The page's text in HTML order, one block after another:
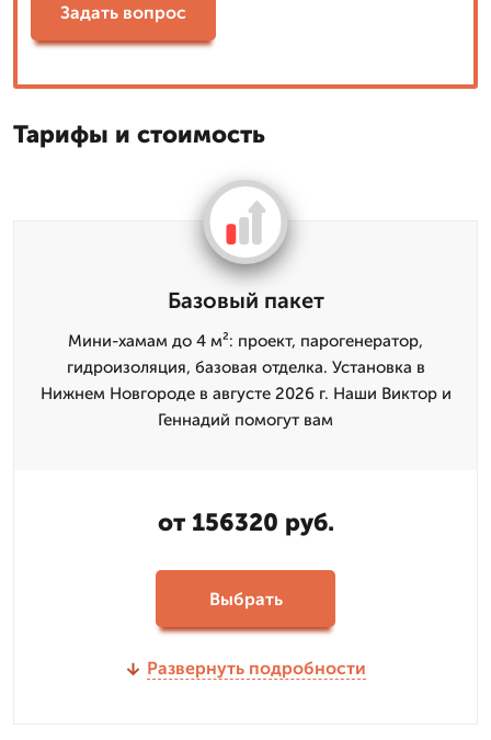
Задать вопрос
Тарифы и стоимость
Базовый пакет
Мини-хамам до 4 м²: проект, парогенератор,
гидроизоляция, базовая отделка. Установка в
Нижнем Новгороде в августе 2026 г. Наши Виктор и
Геннадий помогут вам
от 156320 руб.
Выбрать
Развернуть подробности